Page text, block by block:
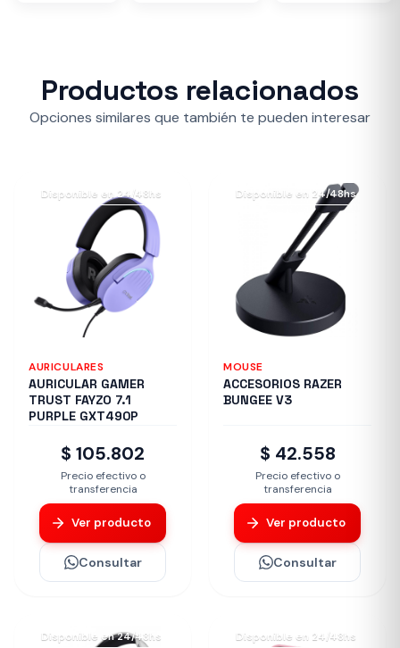
Productos relacionados
Opciones similares que también te pueden interesar
Disponible en 24/48hs
AURICULARES
AURICULAR GAMER
TRUST FAYZO 7.1
PURPLE GXT490P
$ 105.802
Precio efectivo o
transferencia
Ver producto
Consultar
Disponible en 24/48hs
MOUSE
ACCESORIOS RAZER
BUNGEE V3
$ 42.558
Precio efectivo o
transferencia
Ver producto
Consultar
Disponible en 24/48hs Disponible en 24/48hs